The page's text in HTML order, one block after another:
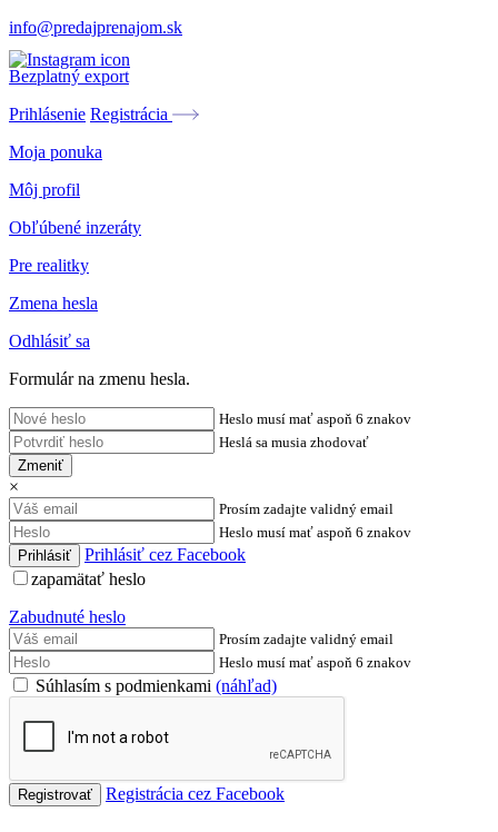
info@predajprenajom.sk
Bezplatný export
Prihlásenie Registrácia
Moja ponuka
Môj profil
Obľúbené inzeráty
Pre realitky
Zmena hesla
Odhlásiť sa
Formulár na zmenu hesla.
Heslo musí mať aspoň 6 znakov
Heslá sa musia zhodovať
Zmeniť
×
Prosím zadajte validný email
Heslo musí mať aspoň 6 znakov
Prihlásiť cez Facebook
zapamätať heslo
Zabudnuté heslo
Prosím zadajte validný email
Heslo musí mať aspoň 6 znakov
Súhlasím s podmienkami (náhľad)
Registrácia cez Facebook